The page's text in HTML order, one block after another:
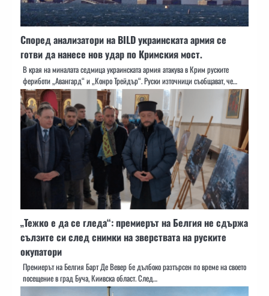
Според анализатори на BILD украинската армия се
готви да нанесе нов удар по Кримския мост.
В края на миналата седмица украинската армия атакува в Крим руските
фериботи „Авангард“ и „Конро Трейдър“. Руски източници съобщават, че…
„Тежко е да се гледа“: премиерът на Белгия не сдържа
сълзите си след снимки на зверствата на руските
окупатори
Премиерът на Белгия Барт Де Вевер бе дълбоко разтърсен по време на своето
посещение в град Буча, Киивска област. След…